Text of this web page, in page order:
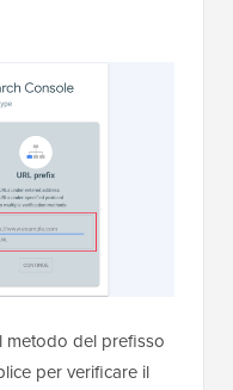
metodo del prefisso
per verificare il